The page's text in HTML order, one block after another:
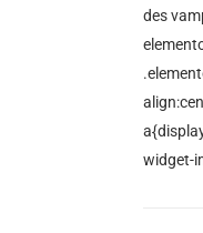
des
widget-